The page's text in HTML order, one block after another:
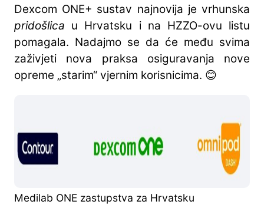
Dexcom ONE+ sustav najnovija je vrhunska
pridošlica u Hrvatsku i na HZZO-ovu listu
pomagala. Nadajmo se da će među svima
zaživjeti nova praksa osiguravanja nove
opreme „starim“ vjernim korisnicima. 😊
Medilab ONE zastupstva za Hrvatsku